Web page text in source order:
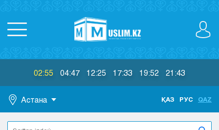
02:55 04:47 12:25 17:33 19:52 21:43
Астана
Astana
ҚАЗ РУС QAZ